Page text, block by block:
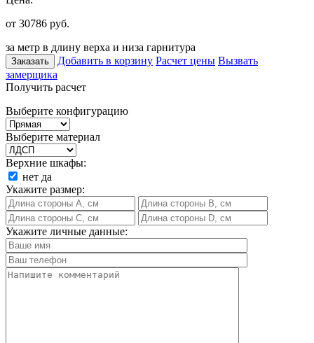
от 30786 руб.
за метр в длину верха и низа гарнитура
Заказать Добавить в корзину Расчет цены Вызвать
замерщика
Получить расчет
Выберите конфигурацию
Выберите материал
Верхние шкафы:
нет да
Укажите размер:
Укажите личные данные: